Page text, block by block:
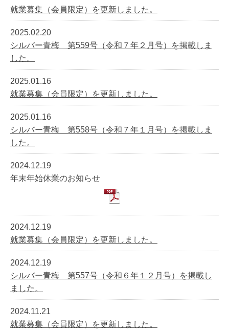
就業募集（会員限定）を更新しました。
2025.02.20
シルバー青梅 第559号（令和７年２月号）を掲載しま
した。
2025.01.16
就業募集（会員限定）を更新しました。
2025.01.16
シルバー青梅 第558号（令和７年１月号）を掲載しま
した。
2024.12.19
年末年始休業のお知らせ
2024.12.19
就業募集（会員限定）を更新しました。
2024.12.19
シルバー青梅 第557号（令和６年１２月号）を掲載し
ました。
2024.11.21
就業募集（会員限定）を更新しました。